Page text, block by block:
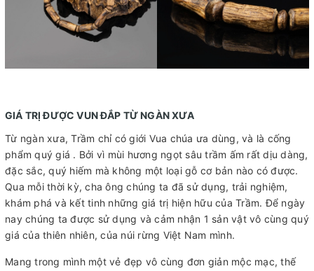
GIÁ TRỊ ĐƯỢC VUN ĐẮP TỪ NGÀN XƯA
Từ ngàn xưa, Trầm chỉ có giới Vua chúa ưa dùng, và là cống
phẩm quý giá . Bởi vì mùi hương ngọt sâu trầm ấm rất dịu dàng,
đặc sắc, quý hiếm mà không một loại gỗ cơ bản nào có được.
Qua mỗi thời kỳ, cha ông chúng ta đã sử dụng, trải nghiệm,
khám phá và kết tinh những giá trị hiện hữu của Trầm. Để ngày
nay chúng ta được sử dụng và cảm nhận 1 sản vật vô cùng quý
giá của thiên nhiên, của núi rừng Việt Nam mình.
Mang trong mình một vẻ đẹp vô cùng đơn giản mộc mạc, thế